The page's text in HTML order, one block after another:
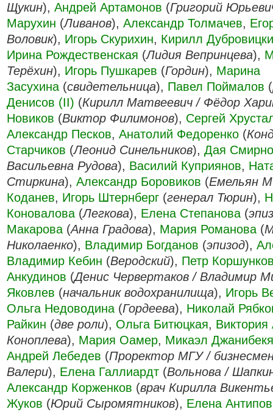
Щукин), Андрей Артамонов (Григорий
Марухин (Ливанов), Александр Толмачев,
Воловик), Игорь Скурихин, Кирилл
Ирина Рождественская (Лидия Вепринцева),
Терёхин), Игорь Пушкарев (Гордин), Марина
Засухина (свидетельница), Павел Поймалов (
Денисов (II) (Кирилл Матвеевич / Фёдор
Новиков (Виктор Филимонов), Сергей
Александр Песков, Анатолий Федоренко (
Старчиков (Леонид Синельников), Дая
Васильевна Рудова), Василий Куприянов,
Стиркина), Александр Боровиков (Емельян
Коданев, Игорь Штернберг (генерал Тюрин),
Коновалова (Легкова), Елена Степанова (
Макарова (Анна Градова), Мария Романова (
Николаенко), Владимир Богданов (эпизод),
Владимир Кебин (Веродский), Петр
Анкудинов (Денис Червертаков / Владимир
Яковлев (начальник водохранилища), Игорь
Ольга Недоводина (Гордеева), Николай
Райкин (две роли), Ольга Битюцкая, Виктория
Коноплева), Мария Оамер, Микаэл
Андрей Лебедев (Проректор МГУ /
Валери), Елена Галлиардт (Вольнова /
Александр Корженков (врач Кирилла
Жуков (Юрий Сыромятников), Елена